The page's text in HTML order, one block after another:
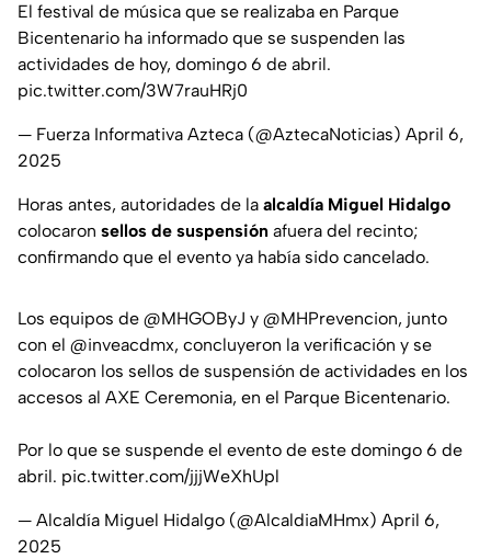
El festival de música que se realizaba en Parque
Bicentenario ha informado que se suspenden las
actividades de hoy, domingo 6 de abril.
pic.twitter.com/3W7rauHRj0
— Fuerza Informativa Azteca (@AztecaNoticias) April 6,
2025
Horas antes, autoridades de la alcaldía Miguel Hidalgo
colocaron sellos de suspensión afuera del recinto;
confirmando que el evento ya había sido cancelado.
Los equipos de @MHGOByJ y @MHPrevencion, junto
con el @inveacdmx, concluyeron la verificación y se
colocaron los sellos de suspensión de actividades en los
accesos al AXE Ceremonia, en el Parque Bicentenario.
Por lo que se suspende el evento de este domingo 6 de
abril. pic.twitter.com/jjjWeXhUpl
— Alcaldía Miguel Hidalgo (@AlcaldiaMHmx) April 6,
2025